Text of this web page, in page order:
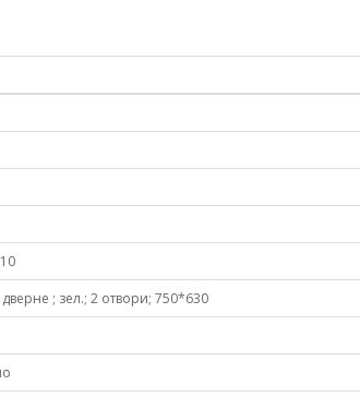
; зел.; 2 отвори; 750*630